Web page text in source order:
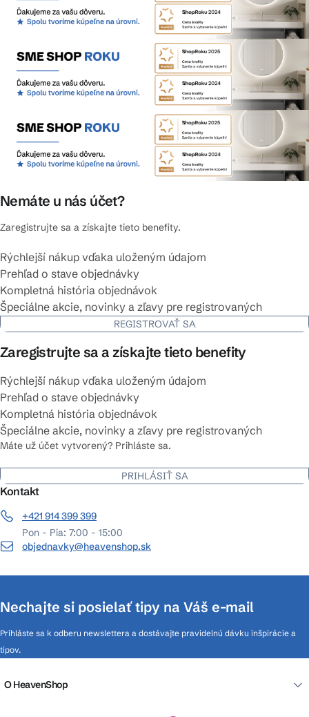
Nemáte u nás účet?
Zaregistrujte sa a získajte tieto benefity.
Rýchlejší nákup vďaka uloženým údajom
Prehľad o stave objednávky
Kompletná história objednávok
Špeciálne akcie, novinky a zľavy pre registrovaných
REGISTROVAŤ SA
Zaregistrujte sa a získajte tieto benefity
Rýchlejší nákup vďaka uloženým údajom
Prehľad o stave objednávky
Kompletná história objednávok
Špeciálne akcie, novinky a zľavy pre registrovaných
Máte už účet vytvorený? Prihláste sa.
PRIHLÁSIŤ SA
Kontakt
+421 914 399 399
Pon - Pia: 7:00 - 15:00
objednavky@heavenshop.sk
Nechajte si posielať tipy na Váš e-mail
Prihláste sa k odberu newslettera a dostávajte pravidelnú dávku inšpirácie a
tipov.
O HeavenShop